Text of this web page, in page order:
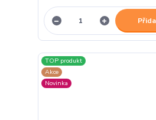
TOP produkt
Akce
Novinka